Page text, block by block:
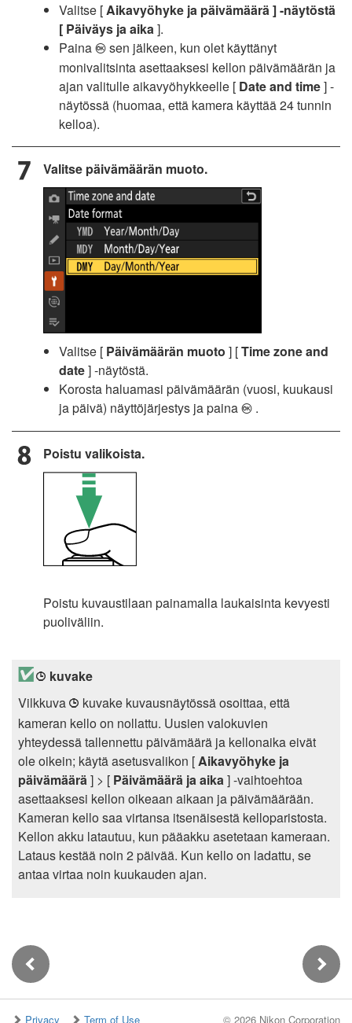
Valitse [Aikavyöhyke ja päivämäärä ] -näytöstä
[ Päiväys ja aika].
Paina J sen jälkeen, kun olet käyttänyt
monivalitsinta asettaaksesi kellon päivämäärän ja
ajan valitulle aikavyöhykkeelle [ Date and time] -
näytössä (huomaa, että kamera käyttää 24 tunnin
kelloa).
Valitse päivämäärän muoto.
Valitse [ Päivämäärän muoto ] [Time zone and
date] -näytöstä.
Korosta haluamasi päivämäärän (vuosi, kuukausi
ja päivä) näyttöjärjestys ja paina J .
Poistu valikoista.
Poistu kuvaustilaan painamalla laukaisinta kevyesti
puoliväliin.
1 kuvake
Vilkkuva 1 kuvake kuvausnäytössä osoittaa, että
kameran kello on nollattu. Uusien valokuvien
yhteydessä tallennettu päivämäärä ja kellonaika eivät
ole oikein; käytä asetusvalikon [Aikavyöhyke ja
päivämäärä] > [ Päivämäärä ja aika] -vaihtoehtoa
asettaaksesi kellon oikeaan aikaan ja päivämäärään.
Kameran kello saa virtansa itsenäisestä kelloparistosta.
Kellon akku latautuu, kun pääakku asetetaan kameraan.
Lataus kestää noin 2 päivää. Kun kello on ladattu, se
antaa virtaa noin kuukauden ajan.
Privacy Term of Use © 2026 Nikon Corporation